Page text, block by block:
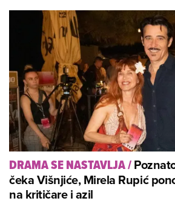
DRAMA SE NASTAVLJA/
čeka Višnjiće, Mirela Rupić
na kritičare i azil